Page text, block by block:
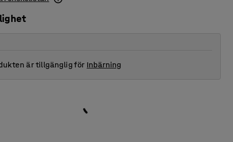
är tillgänglig för Inbärning